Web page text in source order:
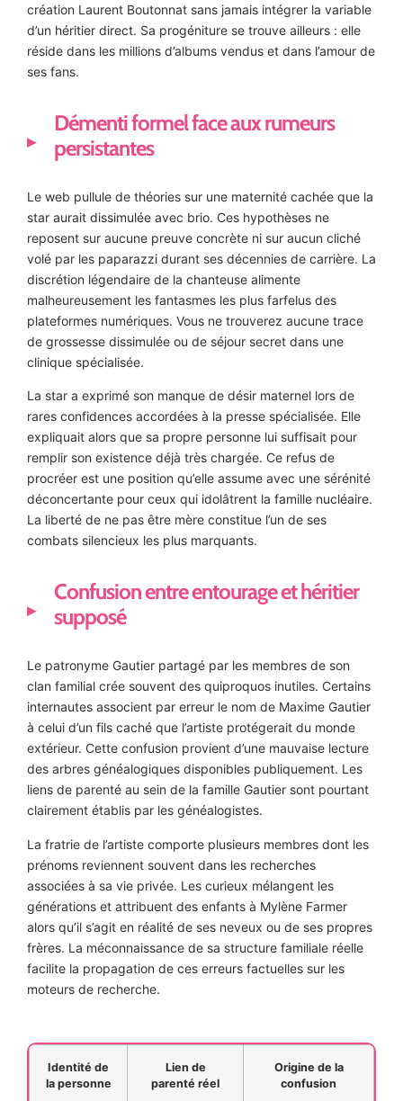
création Laurent Boutonnat sans jamais intégrer la variable
d’un héritier direct. Sa progéniture se trouve ailleurs : elle
réside dans les millions d’albums vendus et dans l’amour de
ses fans.
Démenti formel face aux rumeurs
persistantes
Le web pullule de théories sur une maternité cachée que la
star aurait dissimulée avec brio. Ces hypothèses ne
reposent sur aucune preuve concrète ni sur aucun cliché
volé par les paparazzi durant ses décennies de carrière. La
discrétion légendaire de la chanteuse alimente
malheureusement les fantasmes les plus farfelus des
plateformes numériques. Vous ne trouverez aucune trace
de grossesse dissimulée ou de séjour secret dans une
clinique spécialisée.
La star a exprimé son manque de désir maternel lors de
rares confidences accordées à la presse spécialisée. Elle
expliquait alors que sa propre personne lui suffisait pour
remplir son existence déjà très chargée. Ce refus de
procréer est une position qu’elle assume avec une sérénité
déconcertante pour ceux qui idolâtrent la famille nucléaire.
La liberté de ne pas être mère constitue l’un de ses
combats silencieux les plus marquants.
Confusion entre entourage et héritier
supposé
Le patronyme Gautier partagé par les membres de son
clan familial crée souvent des quiproquos inutiles. Certains
internautes associent par erreur le nom de Maxime Gautier
à celui d’un fils caché que l’artiste protégerait du monde
extérieur. Cette confusion provient d’une mauvaise lecture
des arbres généalogiques disponibles publiquement. Les
liens de parenté au sein de la famille Gautier sont pourtant
clairement établis par les généalogistes.
La fratrie de l’artiste comporte plusieurs membres dont les
prénoms reviennent souvent dans les recherches
associées à sa vie privée. Les curieux mélangent les
générations et attribuent des enfants à Mylène Farmer
alors qu’il s’agit en réalité de ses neveux ou de ses propres
frères. La méconnaissance de sa structure familiale réelle
facilite la propagation de ces erreurs factuelles sur les
moteurs de recherche.
Identité de
la personne
Lien de
parenté réel
Origine de la
confusion